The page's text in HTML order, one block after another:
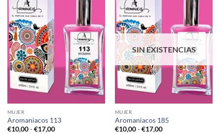
MUJER
Aromaniacos 113
€10,00 - €17,00Rango
SIN EXISTENCIAS
MUJER
Aromaniacos 185
€10,00 - €17,00Rango